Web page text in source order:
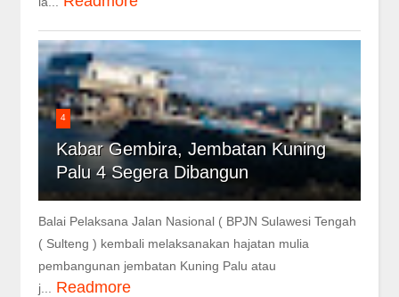
4
Kabar Gembira, Jembatan Kuning
Palu 4 Segera Dibangun
Balai Pelaksana Jalan Nasional ( BPJN Sulawesi Tengah
( Sulteng ) kembali melaksanakan hajatan mulia
pembangunan jembatan Kuning Palu atau
j...
Readmore